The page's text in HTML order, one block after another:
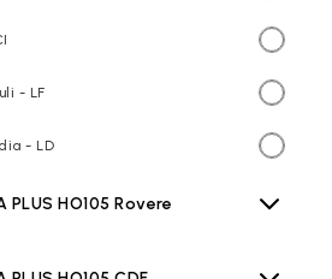
- LF
- LD
PLUS HO105 Rovere